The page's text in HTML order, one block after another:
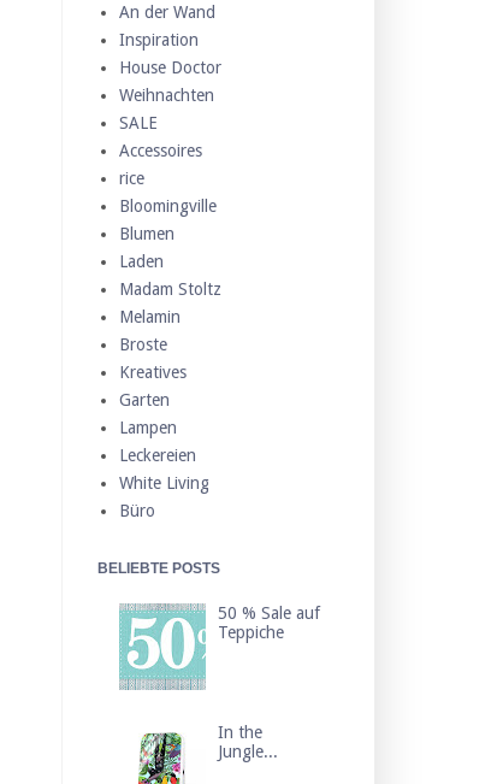
An der Wand
Inspiration
House Doctor
Weihnachten
SALE
Accessoires
rice
Bloomingville
Blumen
Laden
Madam Stoltz
Melamin
Broste
Kreatives
Garten
Lampen
Leckereien
White Living
Büro
BELIEBTE POSTS
50 % Sale auf
Teppiche
In the
Jungle...